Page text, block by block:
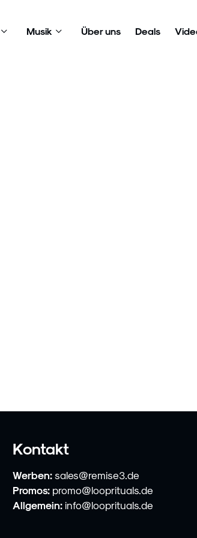
Musik Über uns Deals
Kontakt
Werben: sales@remise3.de
Promos: promo@looprituals.de
Allgemein: info@looprituals.de